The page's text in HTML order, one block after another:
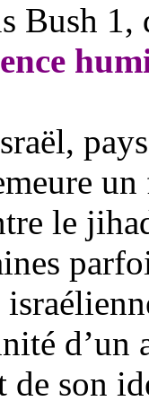
Bush
le
son